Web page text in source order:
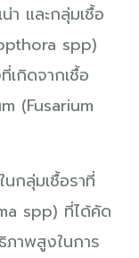
น่า และกลุ่มเชื้อ
spp)
เกิดจากเชื้อ
(Fusarium
กลุ่มเชื้อราที่
spp) ที่ได้คัด
ภาพสูงในการ